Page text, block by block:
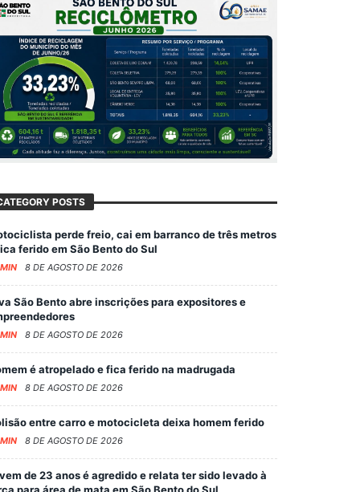
POSTS
perde freio, cai em barranco de três metros
ferido em São Bento do Sul
8 DE AGOSTO DE 2026
São Bento abre inscrições para expositores e
8 DE AGOSTO DE 2026
é atropelado e fica ferido na madrugada
8 DE AGOSTO DE 2026
entre carro e motocicleta deixa homem ferido
8 DE AGOSTO DE 2026
de 23 anos é agredido e relata ter sido levado à
para área de mata em São Bento do Sul